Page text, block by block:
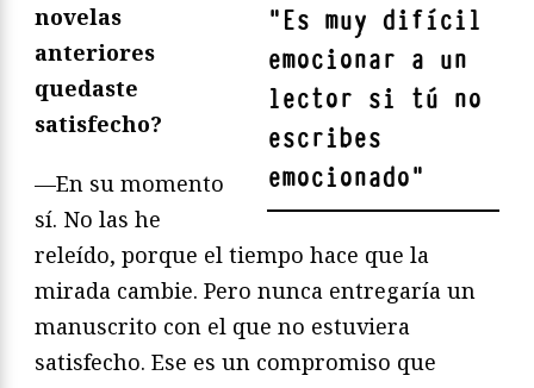
"Es muy difícil
emocionar a un
lector si tú no
escribes
emocionado"
novelas
anteriores
quedaste
satisfecho?
—En su momento
sí. No las he
releído, porque el tiempo hace que la
mirada cambie. Pero nunca entregaría un
manuscrito con el que no estuviera
satisfecho. Ese es un compromiso que